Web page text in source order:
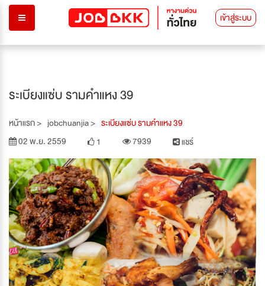
เข้าสู่ระบบ
ระเบียงแซ่บ รามคำแหง 39
หน้าแรก > jobchuanjia > ระเบียงแซ่บ รามคำแหง 39
02 พ.ย. 2559
1 7939 แชร์